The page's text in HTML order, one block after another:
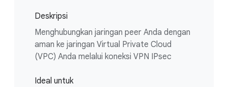
Deskripsi
Menghubungkan jaringan peer Anda dengan
aman ke jaringan Virtual Private Cloud
(VPC) Anda melalui koneksi VPN IPsec
Ideal untuk